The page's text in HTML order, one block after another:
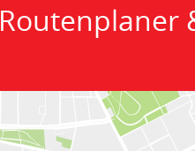
Routenplaner